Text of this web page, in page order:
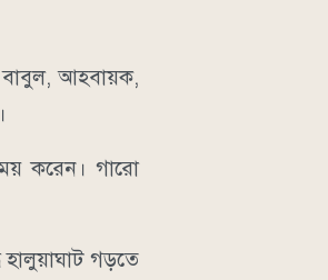
বাবুল, আহবায়ক,
করেন। গারো
গড়তে